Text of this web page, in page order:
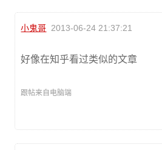
小鬼哥 2013-06-24 21:37:21
好像在知乎看过类似的文章
跟帖来自电脑端